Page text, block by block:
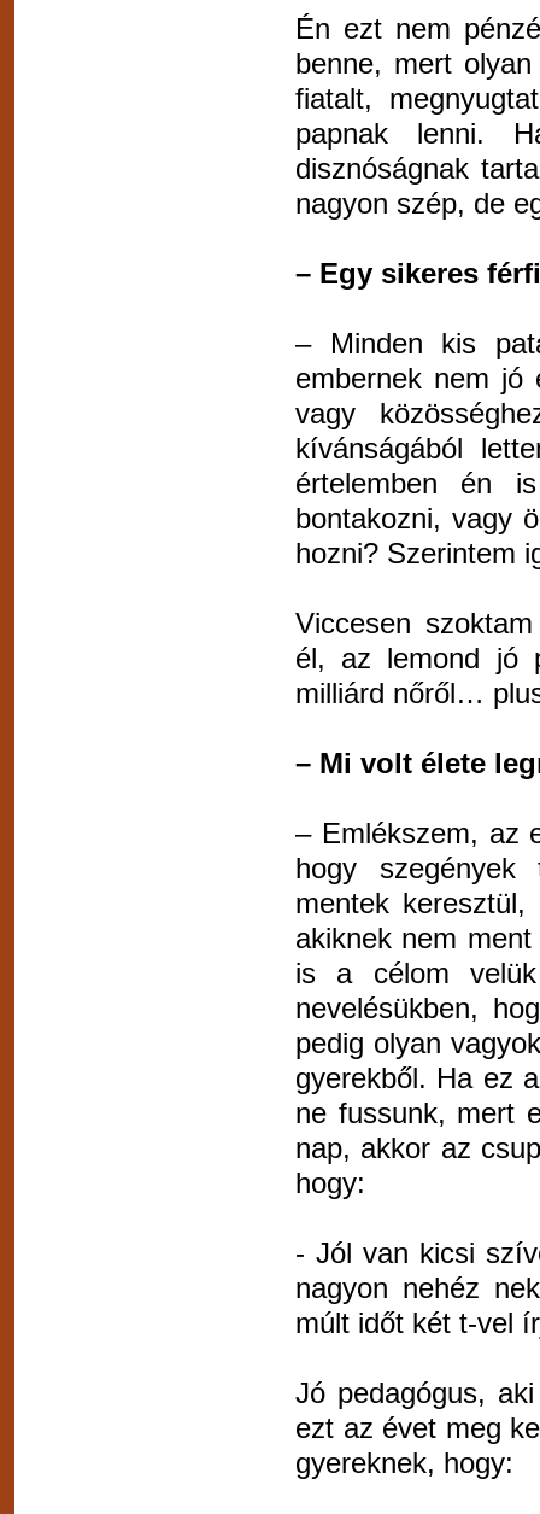
Én ezt nem
benne, mert
fiatalt,
papnak lenni.
disznóságnak
nagyon szép, de
– Egy sikeres
– Minden kis
embernek nem jó
vagy
kívánságából
értelemben én
bontakozni, vagy
hozni? Szerintem
Viccesen
él, az lemond jó
milliárd nőről…
– Mi volt élete
– Emlékszem, az
hogy
mentek
akiknek nem
is a célom
nevelésükben,
pedig olyan
gyerekből. Ha ez
ne fussunk, mert
nap, akkor az
hogy:
- Jól van kicsi
nagyon nehéz
múlt időt két t-vel
Jó pedagógus,
ezt az évet meg
gyereknek, hogy: